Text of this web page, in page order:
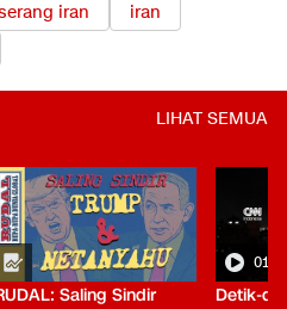
iran
iran
LIHAT SEMUA
Saling Sindir
Detik-